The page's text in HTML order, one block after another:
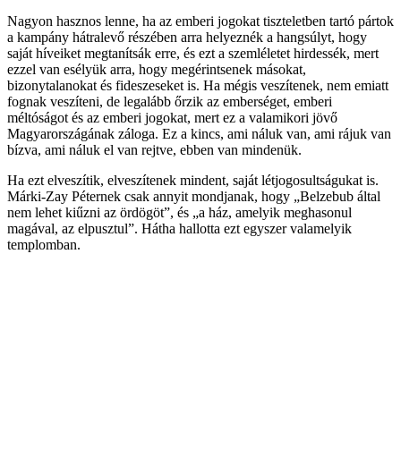
Nagyon hasznos lenne, ha az emberi jogokat tiszteletben tartó pártok
a kampány hátralevő részében arra helyeznék a hangsúlyt, hogy
saját híveiket megtanítsák erre, és ezt a szemléletet hirdessék, mert
ezzel van esélyük arra, hogy megérintsenek másokat,
bizonytalanokat és fideszeseket is. Ha mégis veszítenek, nem emiatt
fognak veszíteni, de legalább őrzik az emberséget, emberi
méltóságot és az emberi jogokat, mert ez a valamikori jövő
Magyarországának záloga. Ez a kincs, ami náluk van, ami rájuk van
bízva, ami náluk el van rejtve, ebben van mindenük.
Ha ezt elveszítik, elveszítenek mindent, saját létjogosultságukat is.
Márki-Zay Péternek csak annyit mondjanak, hogy „Belzebub által
nem lehet kiűzni az ördögöt”, és „a ház, amelyik meghasonul
magával, az elpusztul”. Hátha hallotta ezt egyszer valamelyik
templomban.